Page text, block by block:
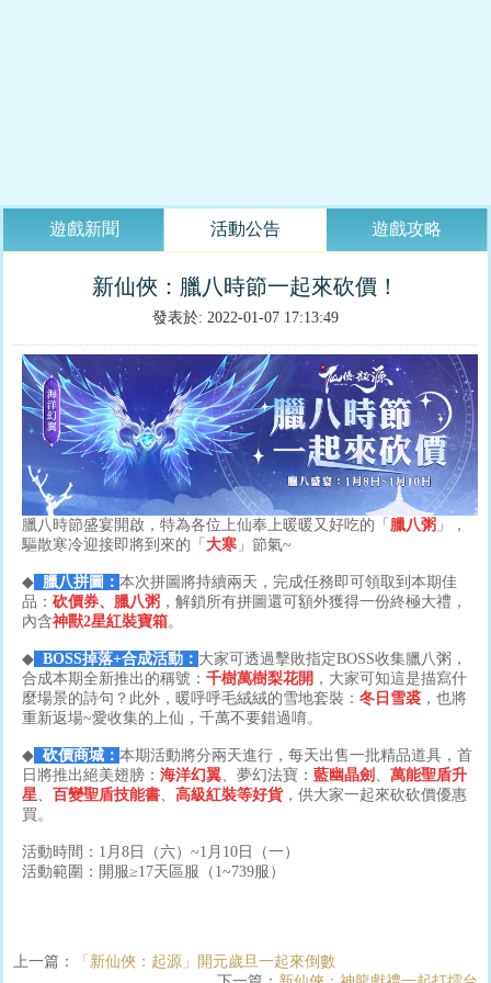
遊戲新聞 活動公告 遊戲攻略
新仙俠：臘八時節一起來砍價！
發表於: 2022-01-07 17:13:49
臘八時節盛宴開啟，特為各位上仙奉上暖暖又好吃的「 臘八粥 」，
驅散寒冷迎接即將到來的「 大寒 」節氣~
◆ 臘八拼圖：本次拼圖將持續兩天，完成任務即可領取到本期佳
品：砍價券、臘八粥 ，解鎖所有拼圖還可額外獲得一份終極大禮，
內含神獸2星紅裝寶箱。
◆ BOSS掉落+合成活動： 大家可透過擊敗指定BOSS收集臘八粥，
合成本期全新推出的稱號：千樹萬樹梨花開 ，大家可知這是描寫什
麼場景的詩句？此外，暖呼呼毛絨絨的雪地套裝：冬日雪裘 ，也將
重新返場~愛收集的上仙，千萬不要錯過唷。
◆ 砍價商城：本期活動將分兩天進行，每天出售一批精品道具，首
日將推出絕美翅膀：海洋幻翼 、夢幻法寶： 藍幽晶劍 、萬能聖盾升
星 、百變聖盾技能書 、高級紅裝等好貨 ，供大家一起來砍砍價優惠
買。
活動時間：1月8日（六）~1月10日（一）
活動範圍：開服≥17天區服（1~739服）
上一篇：
「新仙俠：起源」開元歲旦一起來倒數